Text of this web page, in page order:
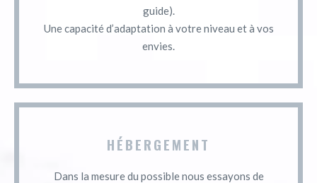
guide).
Une capacité d’adaptation à votre niveau et à vos
envies.
HÉBERGEMENT
Dans la mesure du possible nous essayons de